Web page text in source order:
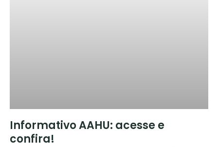
Informativo AAHU: acesse e
confira!